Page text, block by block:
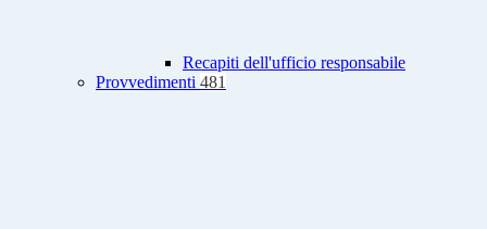
Recapiti dell'ufficio responsabile
Provvedimenti 481